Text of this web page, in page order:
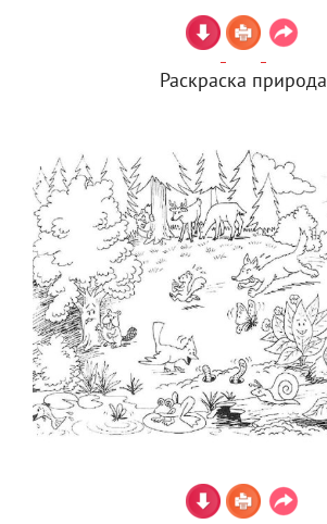
Раскраска природа